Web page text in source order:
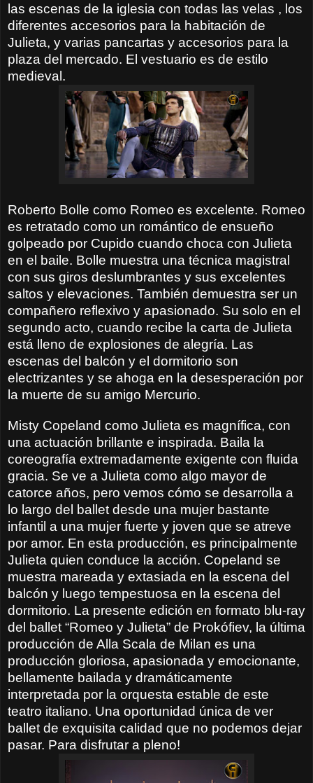
las escenas de la iglesia con todas las velas , los
diferentes accesorios para la habitación de
Julieta, y varias pancartas y accesorios para la
plaza del mercado. El vestuario es de estilo
medieval.
Roberto Bolle como Romeo es excelente. Romeo
es retratado como un romántico de ensueño
golpeado por Cupido cuando choca con Julieta
en el baile. Bolle muestra una técnica magistral
con sus giros deslumbrantes y sus excelentes
saltos y elevaciones. También demuestra ser un
compañero reflexivo y apasionado. Su solo en el
segundo acto, cuando recibe la carta de Julieta
está lleno de explosiones de alegría. Las
escenas del balcón y el dormitorio son
electrizantes y se ahoga en la desesperación por
la muerte de su amigo Mercurio.
Misty Copeland como Julieta es magnífica, con
una actuación brillante e inspirada. Baila la
coreografía extremadamente exigente con fluida
gracia. Se ve a Julieta como algo mayor de
catorce años, pero vemos cómo se desarrolla a
lo largo del ballet desde una mujer bastante
infantil a una mujer fuerte y joven que se atreve
por amor. En esta producción, es principalmente
Julieta quien conduce la acción. Copeland se
muestra mareada y extasiada en la escena del
balcón y luego tempestuosa en la escena del
dormitorio. La presente edición en formato blu-ray
del ballet “Romeo y Julieta” de Prokófiev, la última
producción de Alla Scala de Milan es una
producción gloriosa, apasionada y emocionante,
bellamente bailada y dramáticamente
interpretada por la orquesta estable de este
teatro italiano. Una oportunidad única de ver
ballet de exquisita calidad que no podemos dejar
pasar. Para disfrutar a pleno!